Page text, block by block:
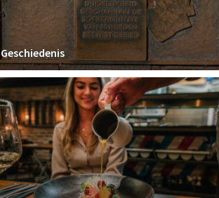
Geschiedenis